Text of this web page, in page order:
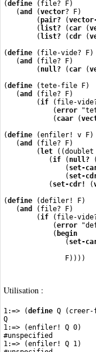
(define (file? F)
   (
and (vector? F)
        (
pair? (
        (
list? ( car (
        (
list? ( cdr (
(define (file-vide? F)
   (
and
(file? F)
        (
null? ( car (
(define (tete-file F)
   (
and
(file? F)
        (
if (file-
            (
error
            (
caar (
(define (enfiler! v F)
   (
and
(file? F)
        (
let ((doublet
           (
if ( null? (
               (
set-
               (
set-
           (
set-cdr! (
(define (defiler! F)
   (
and
(file? F)
        (
if (file-
            (
error
            (
begin
               (
set-
               F))))
Utilisation :
1:=> (define Q
Q
1:=> (enfiler! Q 0)
#unspecified
1:=> (enfiler! Q 1)